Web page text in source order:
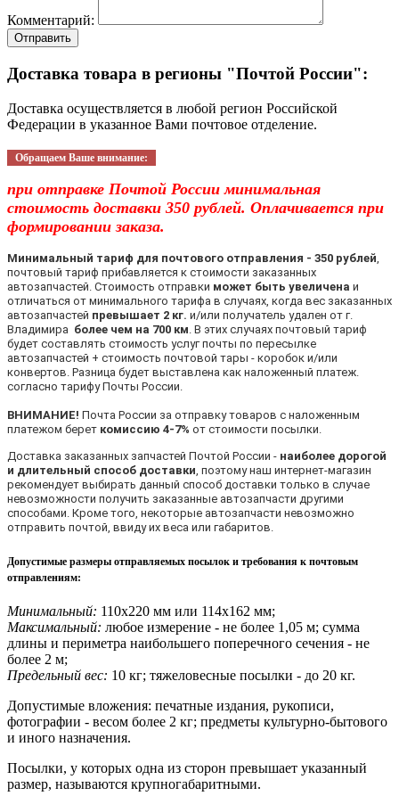
Комментарий:
Отправить
Доставка товара в регионы "Почтой России":
Доставка осуществляется в любой регион Российской
Федерации в указанное Вами почтовое отделение.
Обращаем Ваше внимание:
при отправке Почтой России минимальная
стоимость доставки 350 рублей. Оплачивается при
формировании заказа.
Минимальный тариф для почтового отправления - 350 рублей
почтовый тариф прибавляется к стоимости заказанных
автозапчастей. Стоимость отправки может быть увеличена и
отличаться от минимального тарифа в случаях, когда вес заказанных
автозапчастей превышает 2 кг. и/или получатель удален от г.
Владимира более чем на 700 км . В этих случаях почтовый тариф
будет составлять стоимость услуг почты по пересылке
автозапчастей + стоимость почтовой тары - коробок и/или
конвертов. Разница будет выставлена как наложенный платеж.
согласно тарифу Почты России.
ВНИМАНИЕ! Почта России за отправку товаров с наложенным
платежом берет комиссию 4-7% от стоимости посылки.
Доставка заказанных запчастей Почтой России - наиболее дорогой
и длительный способ доставки , поэтому наш интернет-магазин
рекомендует выбирать данный способ доставки только в случае
невозможности получить заказанные автозапчасти другими
способами. Кроме того, некоторые автозапчасти невозможно
отправить почтой, ввиду их веса или габаритов.
Допустимые размеры отправляемых посылок и требования к почтовым
отправлениям:
Минимальный: 110х220 мм или 114х162 мм;
Максимальный: любое измерение - не более 1,05 м; сумма
длины и периметра наибольшего поперечного сечения - не
более 2 м;
Предельный вес: 10 кг; тяжеловесные посылки - до 20 кг.
Допустимые вложения: печатные издания, рукописи,
фотографии - весом более 2 кг; предметы культурно-бытового
и иного назначения.
Посылки, у которых одна из сторон превышает указанный
размер, называются крупногабаритными.